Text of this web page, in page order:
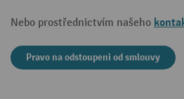
Nebo prostřednictvím našeho
Pravo na odstoupeni od smlouvy